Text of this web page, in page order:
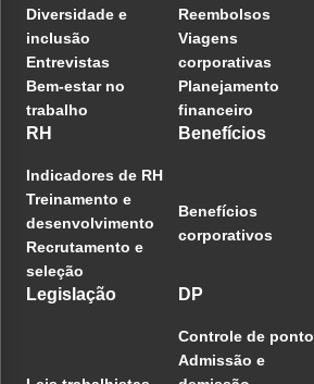
Diversidade e
inclusão
Entrevistas
Bem-estar no
trabalho
Reembolsos
Viagens
corporativas
Planejamento
financeiro
RH
Indicadores de RH
Treinamento e
desenvolvimento
Recrutamento e
seleção
Benefícios
Benefícios
corporativos
Legislação DP
Controle de ponto
Admissão e